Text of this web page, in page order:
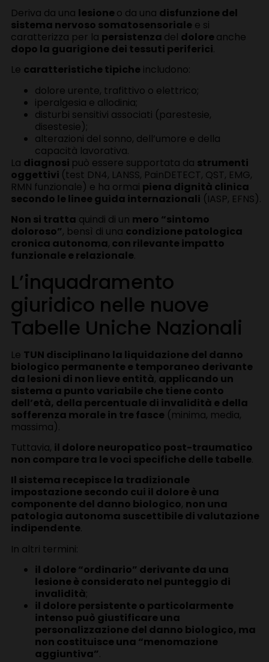
Deriva da una lesioneo da una disfunzione del
sistema nervoso somatosensorialee si
caratterizza per la persistenza del doloreanche
dopo la guarigione dei tessuti periferici.
Le caratteristiche tipicheincludono:
dolore urente, trafittivo o elettrico;
iperalgesia e allodinia;
disturbi sensitivi associati (parestesie,
disestesie);
alterazioni del sonno, dell’umore e della
capacità lavorativa.
La diagnosi può essere supportata da strumenti
oggettivi (test DN4, LANSS, PainDETECT, QST, EMG,
RMN funzionale) e ha ormai piena dignità clinica
secondo le linee guida internazionali (IASP, EFNS).
Non si tratta quindi di un mero “sintomo
doloroso”, bensì di una condizione patologica
cronica autonoma, con rilevante impatto
funzionale e relazionale.
L’inquadramento
giuridico nelle nuove
Tabelle Uniche Nazionali
Le TUN disciplinano la liquidazione del danno
biologico permanente e temporaneo derivante
da lesioni di non lieve entità, applicando un
sistema a punto variabile che tiene conto
dell’età, della percentuale di invalidità e della
sofferenza morale in tre fasce(minima, media,
massima).
Tuttavia, il dolore neuropatico post-traumatico
non compare tra le voci specifiche delle tabelle.
Il sistema recepisce la tradizionale
impostazione secondo cui il dolore è una
componente del danno biologico, non una
patologia autonoma suscettibile di valutazione
indipendente.
In altri termini:
il dolore “ordinario” derivante da una
lesione è considerato nel punteggio di
invalidità;
il dolore persistente o particolarmente
intenso può giustificare una
personalizzazione del danno biologico, ma
non costituisce una “menomazione
aggiuntiva”.